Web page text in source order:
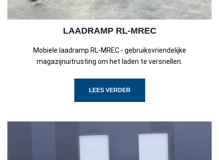
LAADRAMP RL-MREC
Mobiele laadramp RL-MREC - gebruiksvriendelijke
magazijnuitrusting om het laden te versnellen.
LEES VERDER